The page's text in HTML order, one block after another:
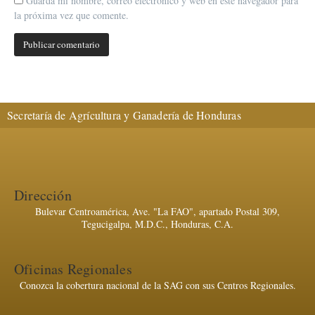
la próxima vez que comente.
Secretaría de Agrícultura y Ganadería de Honduras
Dirección
Bulevar Centroamérica, Ave. "La FAO", apartado Postal 309,
Tegucigalpa, M.D.C., Honduras, C.A.
Oficinas Regionales
Conozca la cobertura nacional de la SAG con sus Centros Regionales.